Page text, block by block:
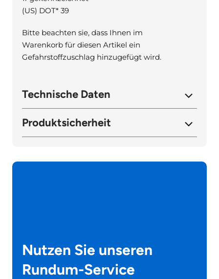
(US) DOT* 39
Bitte beachten sie, dass Ihnen im
Warenkorb für diesen Artikel ein
Gefahrstoffzuschlag hinzugefügt wird.
Technische Daten
Produktsicherheit
Nutzen Sie unseren
Rundum-Service